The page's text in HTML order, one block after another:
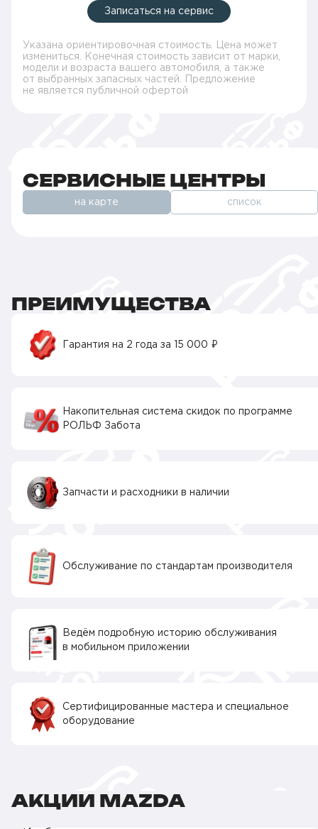
Записаться на сервис
Указана ориентировочная стоимость. Цена может
измениться. Конечная стоимость зависит от марки,
модели и возраста вашего автомобиля, а также
от выбранных запасных частей. Предложение
не является публичной офертой
СЕРВИСНЫЕ ЦЕНТРЫ
на карте список
ПРЕИМУЩЕСТВА
Гарантия на 2 года за 15 000 ₽
Накопительная система скидок по программе
РОЛЬФ Забота
Запчасти и расходники в наличии
Обслуживание по стандартам производителя
Ведём подробную историю обслуживания
в мобильном приложении
Сертифицированные мастера и специальное
оборудование
АКЦИИ MAZDA